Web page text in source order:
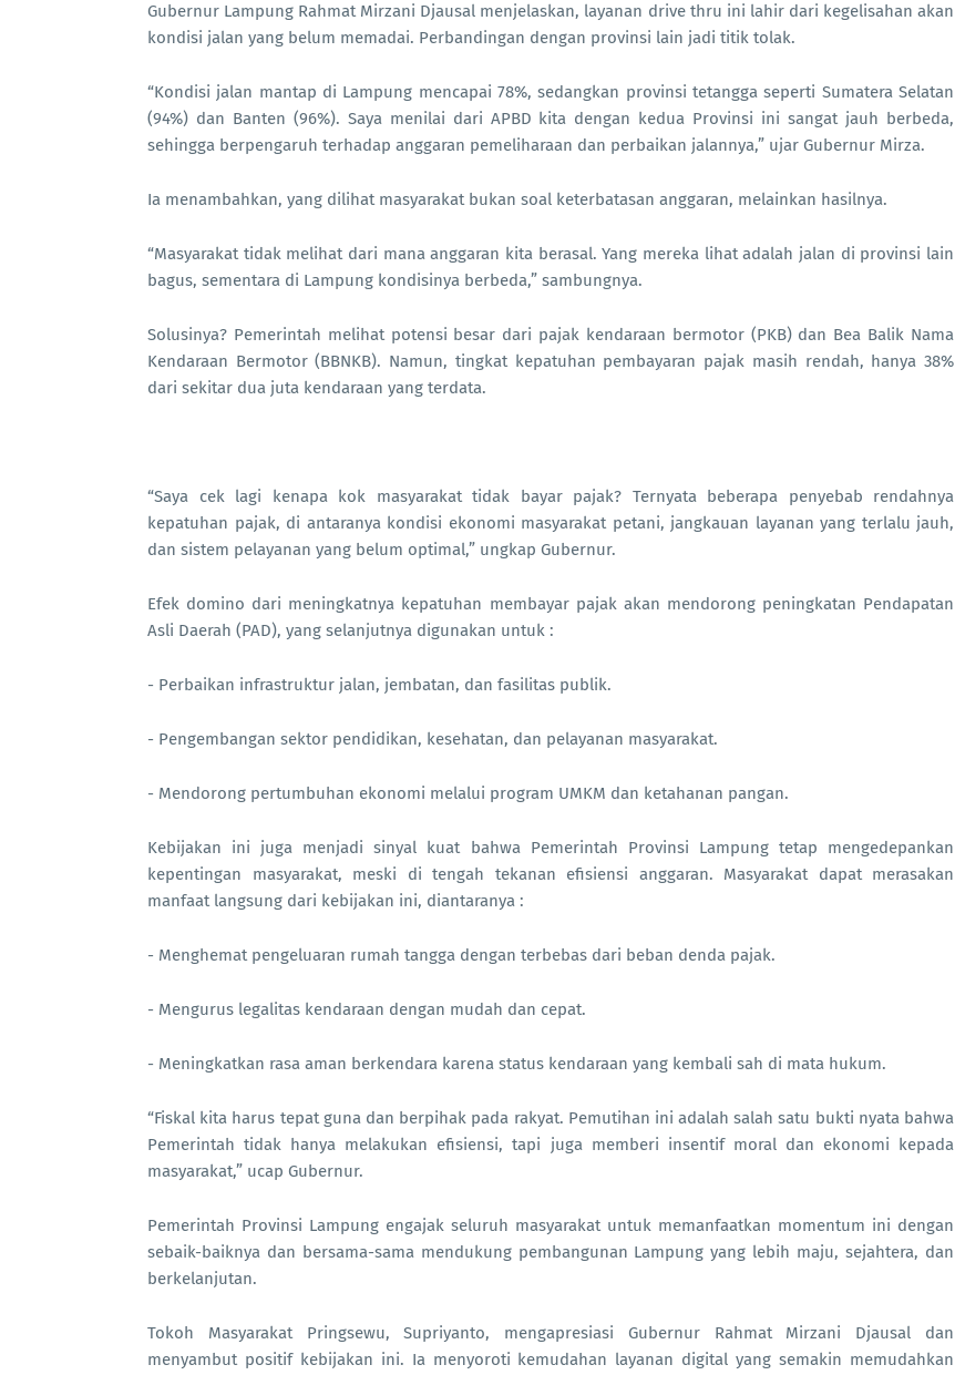
Gubernur Lampung Rahmat Mirzani Djausal menjelaskan, layanan drive thru ini lahir dari kegelisahan akan
kondisi jalan yang belum memadai. Perbandingan dengan provinsi lain jadi titik tolak.
“Kondisi jalan mantap di Lampung mencapai 78%, sedangkan provinsi tetangga seperti Sumatera Selatan
(94%) dan Banten (96%). Saya menilai dari APBD kita dengan kedua Provinsi ini sangat jauh berbeda,
sehingga berpengaruh terhadap anggaran pemeliharaan dan perbaikan jalannya,” ujar Gubernur Mirza.
Ia menambahkan, yang dilihat masyarakat bukan soal keterbatasan anggaran, melainkan hasilnya.
“Masyarakat tidak melihat dari mana anggaran kita berasal. Yang mereka lihat adalah jalan di provinsi lain
bagus, sementara di Lampung kondisinya berbeda,” sambungnya.
Solusinya? Pemerintah melihat potensi besar dari pajak kendaraan bermotor (PKB) dan Bea Balik Nama
Kendaraan Bermotor (BBNKB). Namun, tingkat kepatuhan pembayaran pajak masih rendah, hanya 38%
dari sekitar dua juta kendaraan yang terdata.
“Saya cek lagi kenapa kok masyarakat tidak bayar pajak? Ternyata beberapa penyebab rendahnya
kepatuhan pajak, di antaranya kondisi ekonomi masyarakat petani, jangkauan layanan yang terlalu jauh,
dan sistem pelayanan yang belum optimal,” ungkap Gubernur.
Efek domino dari meningkatnya kepatuhan membayar pajak akan mendorong peningkatan Pendapatan
Asli Daerah (PAD), yang selanjutnya digunakan untuk :
- Perbaikan infrastruktur jalan, jembatan, dan fasilitas publik.
- Pengembangan sektor pendidikan, kesehatan, dan pelayanan masyarakat.
- Mendorong pertumbuhan ekonomi melalui program UMKM dan ketahanan pangan.
Kebijakan ini juga menjadi sinyal kuat bahwa Pemerintah Provinsi Lampung tetap mengedepankan
kepentingan masyarakat, meski di tengah tekanan efisiensi anggaran. Masyarakat dapat merasakan
manfaat langsung dari kebijakan ini, diantaranya :
- Menghemat pengeluaran rumah tangga dengan terbebas dari beban denda pajak.
- Mengurus legalitas kendaraan dengan mudah dan cepat.
- Meningkatkan rasa aman berkendara karena status kendaraan yang kembali sah di mata hukum.
“Fiskal kita harus tepat guna dan berpihak pada rakyat. Pemutihan ini adalah salah satu bukti nyata bahwa
Pemerintah tidak hanya melakukan efisiensi, tapi juga memberi insentif moral dan ekonomi kepada
masyarakat,” ucap Gubernur.
Pemerintah Provinsi Lampung engajak seluruh masyarakat untuk memanfaatkan momentum ini dengan
sebaik-baiknya dan bersama-sama mendukung pembangunan Lampung yang lebih maju, sejahtera, dan
berkelanjutan.
Tokoh Masyarakat Pringsewu, Supriyanto, mengapresiasi Gubernur Rahmat Mirzani Djausal dan
menyambut positif kebijakan ini. Ia menyoroti kemudahan layanan digital yang semakin memudahkan